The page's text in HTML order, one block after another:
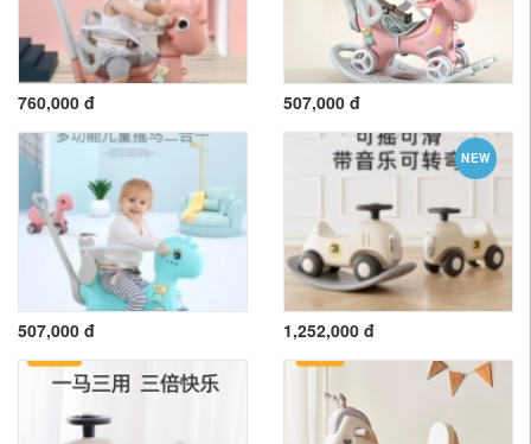
760,000 đ 507,000 đ
507,000 đ
NEW
1,252,000 đ